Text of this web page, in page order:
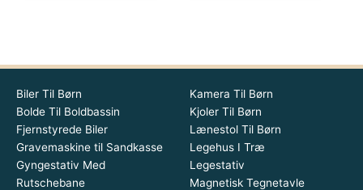
Biler Til Børn
Bolde Til Boldbassin
Fjernstyrede Biler
Gravemaskine til Sandkasse
Gyngestativ Med
Rutschebane
Kamera Til Børn
Kjoler Til Børn
Lænestol Til Børn
Legehus I Træ
Legestativ
Magnetisk Tegnetavle